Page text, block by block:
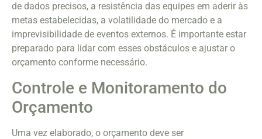
de dados precisos, a resistência das equipes em aderir às
metas estabelecidas, a volatilidade do mercado e a
imprevisibilidade de eventos externos. É importante estar
preparado para lidar com esses obstáculos e ajustar o
orçamento conforme necessário.
Controle e Monitoramento do
Orçamento
Uma vez elaborado, o orçamento deve ser